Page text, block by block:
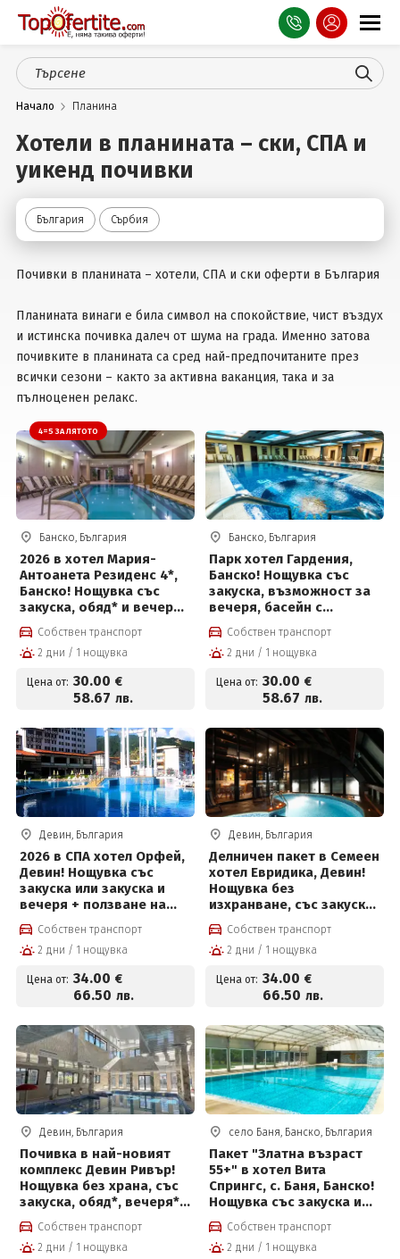
Оферти
СПА
Планина
Чужбина
Празници
Турция
Вход
Начало Планина
Хотели в планината – ски, СПА и
уикенд почивки
България Сърбия
Почивки в планината – хотели, СПА и ски оферти в България
Планината винаги е била символ на спокойствие, чист въздух
и истинска почивка далеч от шума на града. Именно затова
почивките в планината са сред най-предпочитаните през
всички сезони – както за активна ваканция, така и за
пълноценен релакс.
4=5 ЗА ЛЯТОТО
Банско, България
2026 в хотел Мария-
Антоанета Резиденс 4*,
Банско! Нощувка със
закуска, обяд* и вечеря*
с напитки + вътрешен
отопляем басейн и
Релакс зона на цени от
Собствен транспорт
2 дни / 1 нощувка
Цена от: 30.00 €
58.67 лв.
Банско, България
Парк хотел Гардения,
Банско! Нощувка със
закуска, възможност за
вечеря, басейн с
джакузи и СПА център за
30 € на човек
Собствен транспорт
2 дни / 1 нощувка
Цена от: 30.00 €
58.67 лв.
Девин, България
2026 в СПА хотел Орфей,
Девин! Нощувка със
закуска или закуска и
вечеря + ползване на
СПА център на цени от
34 евро на човек
Собствен транспорт
2 дни / 1 нощувка
Цена от: 34.00 €
66.50 лв.
Девин, България
Делничен пакет в Семеен
хотел Евридика, Девин!
Нощувка без
изхранване, със закуска,
закуска и вечеря или
закуска, обяд и вечеря +
вътрешен терапевтичен
басейн с минерална
вода, джакузи,
финландска сауна и
Собствен транспорт
2 дни / 1 нощувка
Цена от: 34.00 €
66.50 лв.
Девин, България
Почивка в най-новият
комплекс Девин Ривър!
Нощувка без храна, със
закуска, обяд*, вечеря*,
плувен басейн и Релакс
център на цени от 34 €
на човек
Собствен транспорт
2 дни / 1 нощувка
село Баня, Банско, България
Пакет "Златна възраст
55+" в хотел Вита
Спрингс, с. Баня, Банско!
Нощувка със закуска и
вечеря + Минерални
басейни и СПА пакет за
35 € на човек
Собствен транспорт
2 дни / 1 нощувка